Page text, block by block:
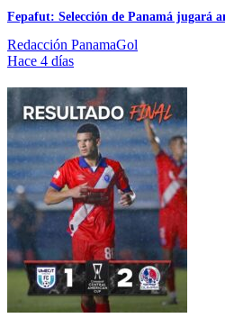
Fepafut: Selección de Panamá jugará
Redacción PanamaGol
Hace 4 días